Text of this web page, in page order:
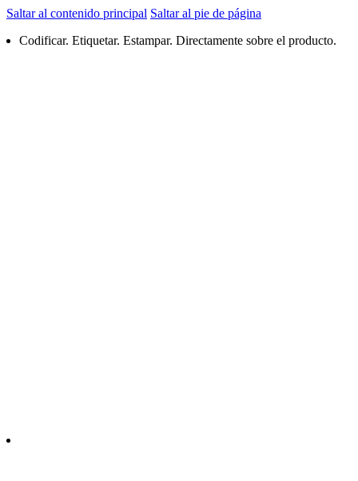
Saltar al contenido principal Saltar al pie de página
Codificar. Etiquetar. Estampar. Directamente sobre el producto.